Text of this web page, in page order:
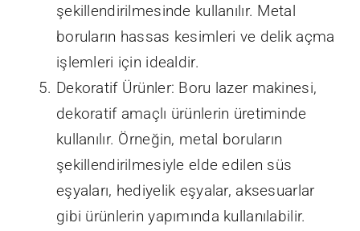
şekillendirilmesinde kullanılır. Metal
boruların hassas kesimleri ve delik açma
işlemleri için idealdir.
Dekoratif Ürünler: Boru lazer makinesi,
dekoratif amaçlı ürünlerin üretiminde
kullanılır. Örneğin, metal boruların
şekillendirilmesiyle elde edilen süs
eşyaları, hediyelik eşyalar, aksesuarlar
gibi ürünlerin yapımında kullanılabilir.